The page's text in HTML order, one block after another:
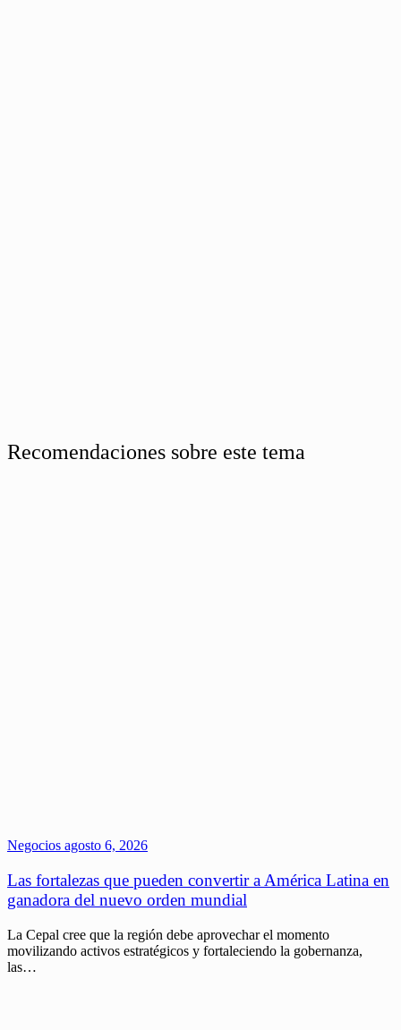
Recomendaciones sobre este tema
Negocios agosto 6, 2026
Las fortalezas que pueden convertir a América Latina en
ganadora del nuevo orden mundial
La Cepal cree que la región debe aprovechar el momento
movilizando activos estratégicos y fortaleciendo la gobernanza,
las…